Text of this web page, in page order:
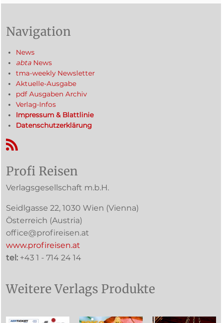
Navigation
News
abta News
tma-weekly Newsletter
Aktuelle-Ausgabe
pdf Ausgaben Archiv
Verlag-Infos
Impressum & Blattlinie
Datenschutzerklärung
RSS-Feed
Profi Reisen
Verlagsgesellschaft m.b.H.
Seidlgasse 22, 1030 Wien (Vienna)
Österreich (Austria)
office@profireisen.at
www.profireisen.at
tel: +43 1 - 714 24 14
Weitere Verlags Produkte